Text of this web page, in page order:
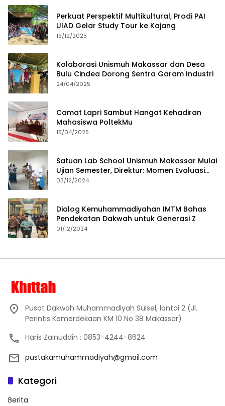
Perkuat Perspektif Multikultural, Prodi PAI
UIAD Gelar Study Tour ke Kajang
19/12/2025
Kolaborasi Unismuh Makassar dan Desa
Bulu Cindea Dorong Sentra Garam Industri
24/04/2025
Camat Lapri Sambut Hangat Kehadiran
Mahasiswa PoltekMu
15/04/2025
Satuan Lab School Unismuh Makassar Mulai
Ujian Semester, Direktur: Momen Evaluasi
Proses Pembelajaran
03/12/2024
Dialog Kemuhammadiyahan IMTM Bahas
Pendekatan Dakwah untuk Generasi Z
01/12/2024
Pusat Dakwah Muhammadiyah Sulsel, lantai 2 (Jl.
Perintis Kemerdekaan KM 10 No 38 Makassar)
Haris Zainuddin : 0853-4244-8624
pustakamuhammadiyah@gmail.com
Kategori
Berita